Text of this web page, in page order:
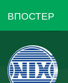
ВПОСТЕР